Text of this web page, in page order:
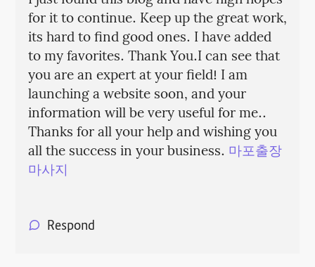
for it to continue. Keep up the great work,
its hard to find good ones. I have added
to my favorites. Thank You.I can see that
you are an expert at your field! I am
launching a website soon, and your
information will be very useful for me..
Thanks for all your help and wishing you
all the success in your business. 마포출장
마사지
Respond